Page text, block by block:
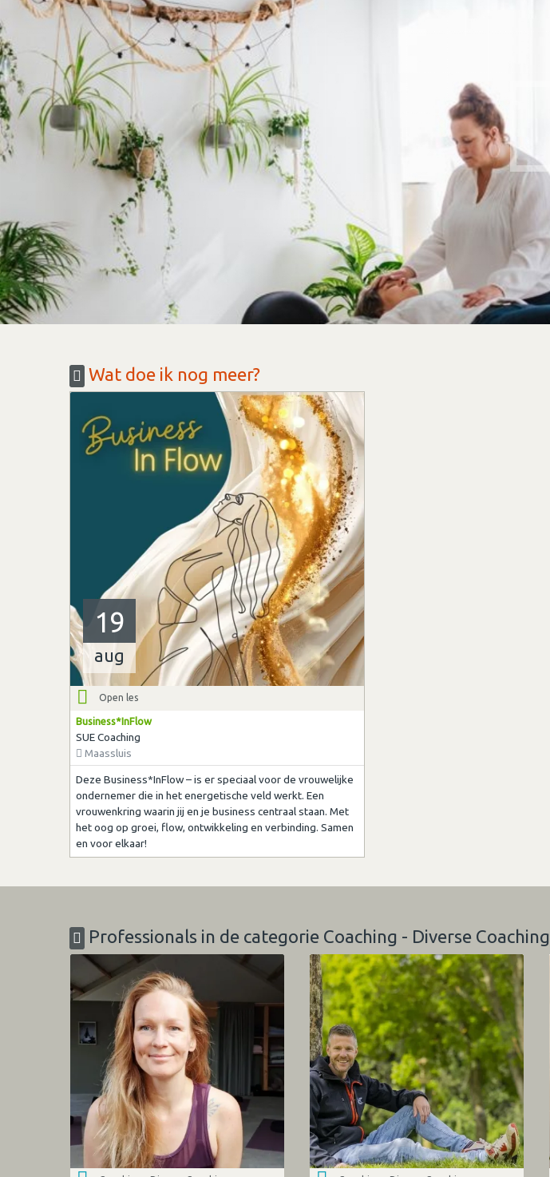
Wat doe ik nog meer?
19
aug
Open les
Business*InFlow
SUE Coaching
Maassluis
Deze Business*InFlow – is er speciaal voor de vrouwelijke
ondernemer die in het energetische veld werkt. Een
vrouwenkring waarin jij en je business centraal staan. Met
het oog op groei, flow, ontwikkeling en verbinding. Samen
en voor elkaar!
Professionals in de categorie Coaching - Diverse Coaching